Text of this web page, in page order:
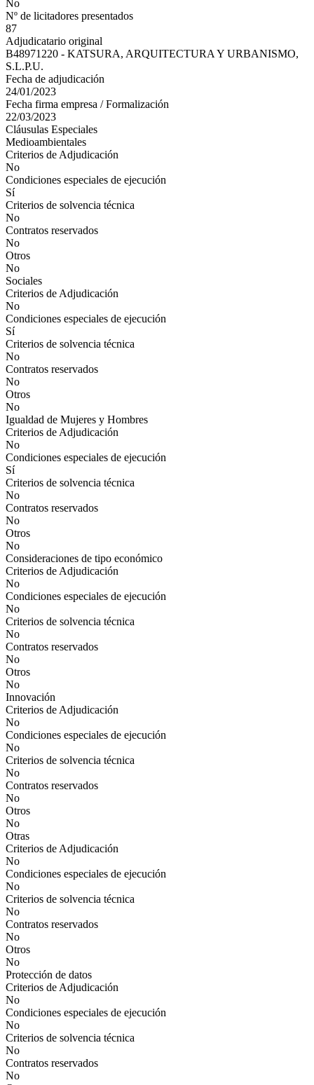
No
Nº de licitadores presentados
87
Adjudicatario original
B48971220 - KATSURA, ARQUITECTURA Y URBANISMO,
S.L.P.U.
Fecha de adjudicación
24/01/2023
Fecha firma empresa / Formalización
22/03/2023
Cláusulas Especiales
Medioambientales
Criterios de Adjudicación
No
Condiciones especiales de ejecución
Sí
Criterios de solvencia técnica
No
Contratos reservados
No
Otros
No
Sociales
Criterios de Adjudicación
No
Condiciones especiales de ejecución
Sí
Criterios de solvencia técnica
No
Contratos reservados
No
Otros
No
Igualdad de Mujeres y Hombres
Criterios de Adjudicación
No
Condiciones especiales de ejecución
Sí
Criterios de solvencia técnica
No
Contratos reservados
No
Otros
No
Consideraciones de tipo económico
Criterios de Adjudicación
No
Condiciones especiales de ejecución
No
Criterios de solvencia técnica
No
Contratos reservados
No
Otros
No
Innovación
Criterios de Adjudicación
No
Condiciones especiales de ejecución
No
Criterios de solvencia técnica
No
Contratos reservados
No
Otros
No
Otras
Criterios de Adjudicación
No
Condiciones especiales de ejecución
No
Criterios de solvencia técnica
No
Contratos reservados
No
Otros
No
Protección de datos
Criterios de Adjudicación
No
Condiciones especiales de ejecución
No
Criterios de solvencia técnica
No
Contratos reservados
No